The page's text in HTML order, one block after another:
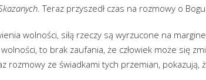
. Teraz przyszedł czas na rozmowy o Bogu.
wolności, siłą rzeczy są wyrzucone na
to brak zaufania, że człowiek może się
rozmowy ze świadkami tych przemian, pokazują,